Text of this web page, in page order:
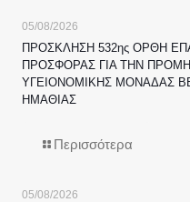
05/08/2026
ΠΡΟΣΚΛΗΣΗ 532ης ΟΡΘΗ
ΠΡΟΣΦΟΡΑΣ ΓΙΑ ΤΗΝ
ΥΓΕΙΟΝΟΜΙΚΗΣ ΜΟΝΑΔΑΣ
ΗΜΑΘΙΑΣ
Περισσότερα
05/08/2026